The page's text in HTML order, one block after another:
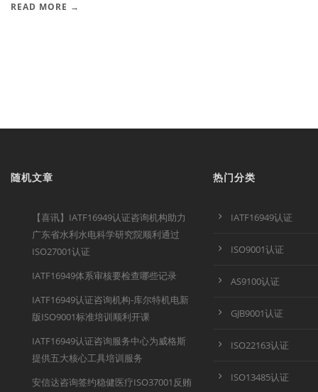
READ MORE →
随机文章
【喜讯】IATF16949认证咨询机构助力
广东省水利水电科学研究院顺利通过
ISO27001认证
IATF16949体系审核要检查哪些记录
IATF16949认证咨询机构-库尔特机电新
版ISO9001标准培训顺利开课
IATF16949认证咨询服务中心为威格斯
提供五大核心工具培训服务
安信达咨询签约稳健医疗ISO37001反贿
热门分类
IATF16949认证
ISO9001认证
AS9100认证
GJB9001认证
ISO22163认证
ISO13485认证